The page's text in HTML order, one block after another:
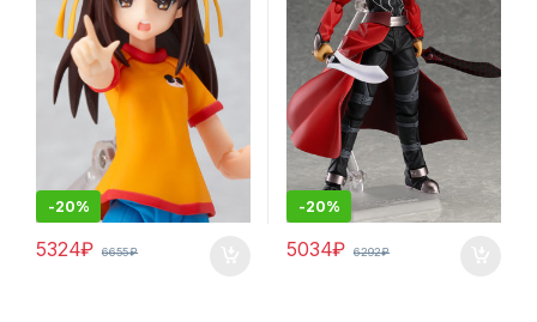
-20%
5324₽ 6655₽
-20%
5034₽ 6292₽